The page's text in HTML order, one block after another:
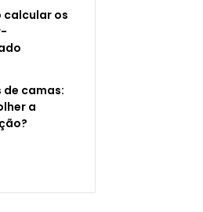
calcular os
de camas:
a